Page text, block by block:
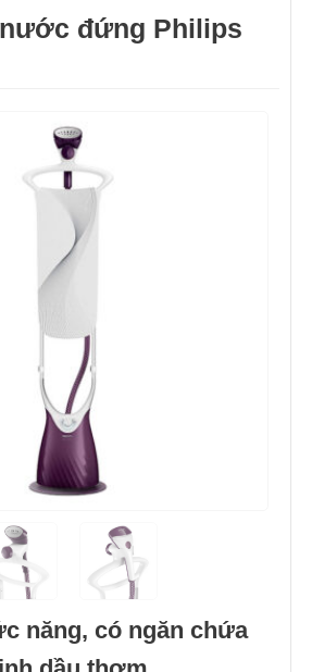
đứng Philips
năng, có ngăn chứa